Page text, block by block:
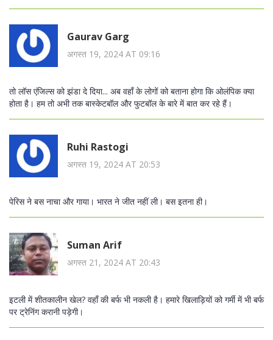
Gaurav Garg
अगस्त 19, 2024 AT 09:16
तो लॉस एंजिल्स को झंडा दे दिया... अब वहाँ के लोगों को बताना होगा कि ओलंपिक क्या
होता है। हम तो अभी तक बास्केटबॉल और फुटबॉल के बारे में बात कर रहे हैं।
Ruhi Rastogi
अगस्त 19, 2024 AT 20:53
पेरिस ने बस नाचा और गाया। भारत ने जीत नहीं ली। बस इतना ही।
Suman Arif
अगस्त 21, 2024 AT 20:43
इटली में शीतकालीन खेल? वहाँ की बर्फ भी नकली है। हमारे खिलाड़ियों को गर्मी में भी बर्फ
पर ट्रेनिंग करानी पड़ेगी।